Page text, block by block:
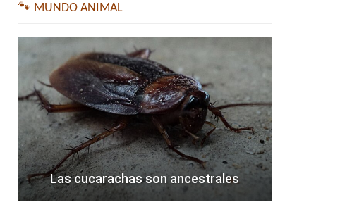
🐾 MUNDO ANIMAL
Las cucarachas son ancestrales